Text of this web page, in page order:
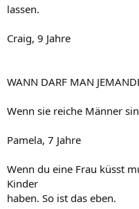
lassen.
Craig, 9 Jahre
WANN DARF MAN
Wenn sie reiche Männer
Pamela, 7 Jahre
Wenn du eine Frau küsst
Kinder
haben. So ist das eben.